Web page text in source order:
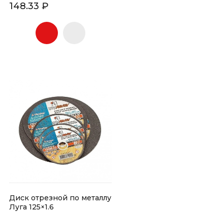
148.33 ₽
Диск отрезной по металлу
Луга 125×1.6